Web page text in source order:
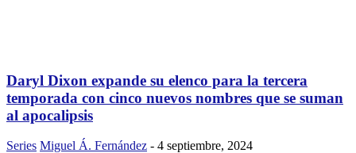
Daryl Dixon expande su elenco para la tercera
temporada con cinco nuevos nombres que se suman
al apocalipsis
Series Miguel Á. Fernández - 4 septiembre, 2024